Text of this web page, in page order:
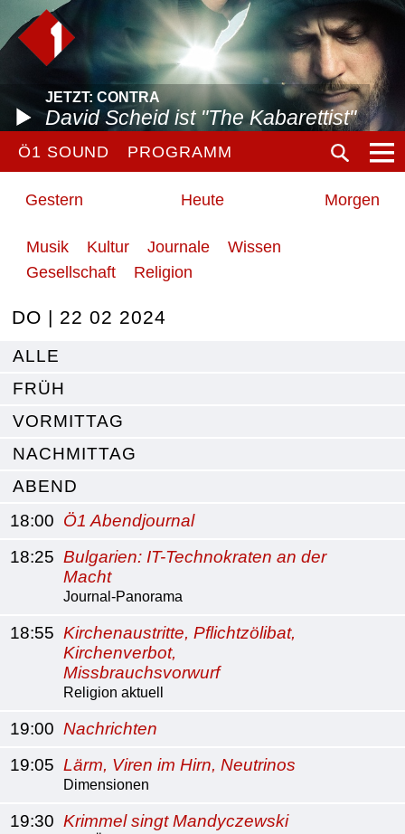
JETZT: CONTRA
David Scheid ist "The Kabarettist"
Ö1 SOUND PROGRAMM
Gestern Heute Morgen
Musik Kultur Journale
Wissen
Gesellschaft
Religion
DO | 22 02 2024
ALLE
FRÜH
VORMITTAG
NACHMITTAG
ABEND
18:00 Ö1 Abendjournal
18:25 Bulgarien: IT-Technokraten an der
Macht
Journal-Panorama
18:55 Kirchenaustritte, Pflichtzölibat,
Kirchenverbot,
Missbrauchsvorwurf
Religion aktuell
19:00 Nachrichten
19:05 Lärm, Viren im Hirn, Neutrinos
Dimensionen
19:30 Krimmel singt Mandyczewski